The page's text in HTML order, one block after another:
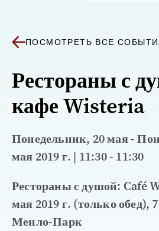
ПОСМОТРЕТЬ ВСЕ
Рестораны с
кафе Wisteria
Понедельник, 20 мая -
мая 2019 г. | 11:30 - 11:30
Рестораны с душой: Café
мая 2019 г. (только обед),
Менло-Парк